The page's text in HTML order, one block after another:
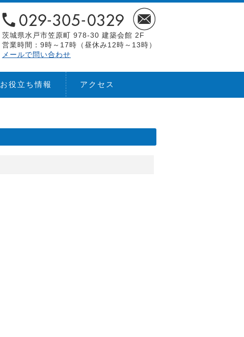
茨城県水戸市笠原町 978-30 建築会館 2F
営業時間：9時～17時（昼休み12時～13時）
メールで問い合わせ
お役立ち情報 アクセス